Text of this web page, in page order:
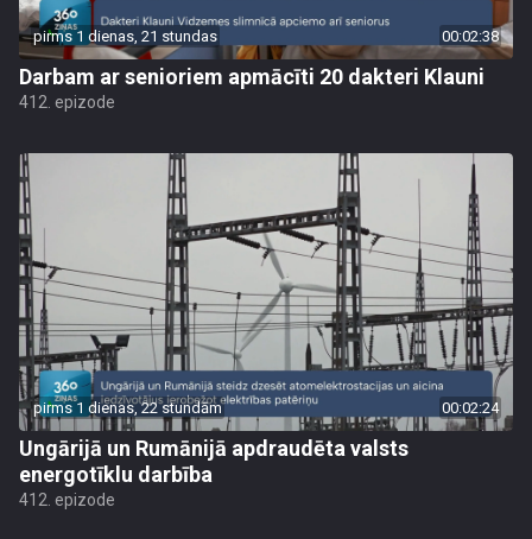
pirms 1 dienas, 21 stundas 00:02:38
Darbam ar senioriem apmācīti 20 dakteri Klauni
412. epizode
pirms 1 dienas, 22 stundām 00:02:24
Ungārijā un Rumānijā apdraudēta valsts
energotīklu darbība
412. epizode